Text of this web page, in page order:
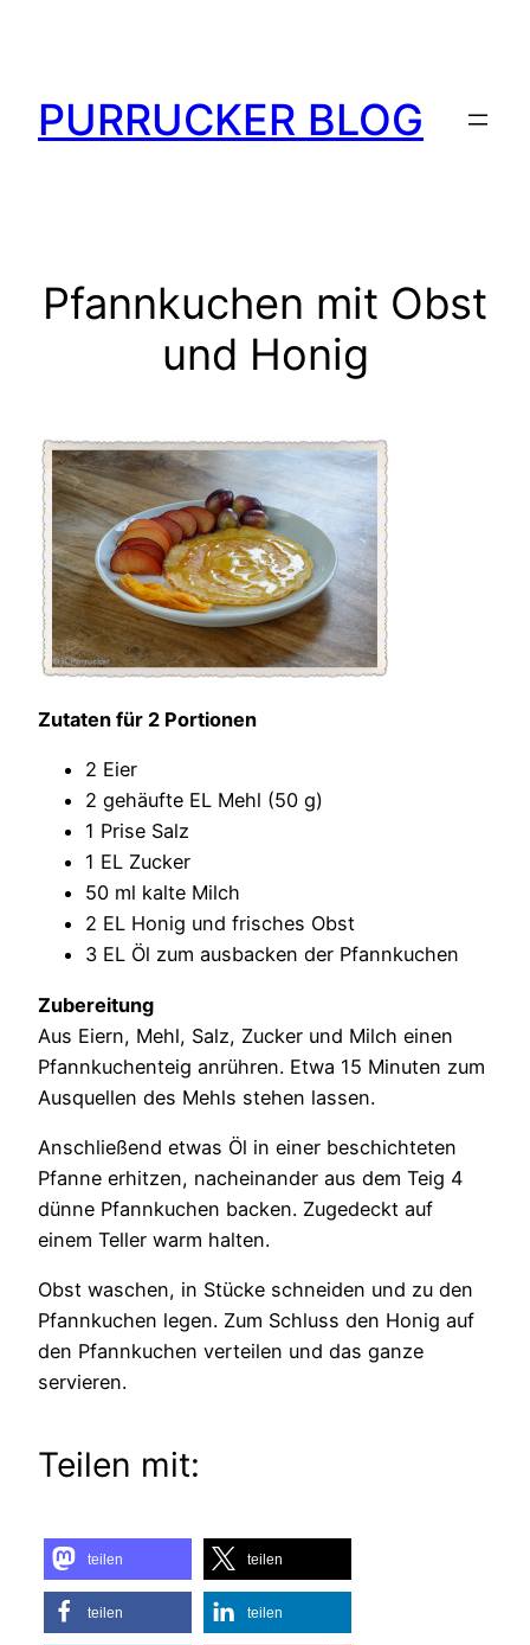
PURRUCKER BLOG
Pfannkuchen mit Obst
und Honig
Zutaten für 2 Portionen
2 Eier
2 gehäufte EL Mehl (50 g)
1 Prise Salz
1 EL Zucker
50 ml kalte Milch
2 EL Honig und frisches Obst
3 EL Öl zum ausbacken der Pfannkuchen
Zubereitung
Aus Eiern, Mehl, Salz, Zucker und Milch einen
Pfannkuchenteig anrühren. Etwa 15 Minuten zum
Ausquellen des Mehls stehen lassen.
Anschließend etwas Öl in einer beschichteten
Pfanne erhitzen, nacheinander aus dem Teig 4
dünne Pfannkuchen backen. Zugedeckt auf
einem Teller warm halten.
Obst waschen, in Stücke schneiden und zu den
Pfannkuchen legen. Zum Schluss den Honig auf
den Pfannkuchen verteilen und das ganze
servieren.
Teilen mit:
teilen teilen
teilen teilen